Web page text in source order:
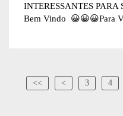
INTERESSANTES PARA
Bem Vindo 😀😀😀Para
<< < 3 4